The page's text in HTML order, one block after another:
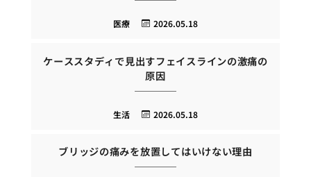
2026.05.18
医療
ケーススタディで見出すフェイスラインの激痛の
原因
2026.05.18
生活
ブリッジの痛みを放置してはいけない理由